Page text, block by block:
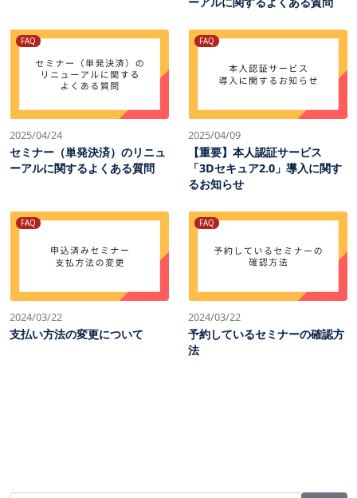
FAQ
2025/04/24
セミナー（単発決済）のリニュ
ーアルに関するよくある質問
FAQ
2025/04/09
【重要】本人認証サービス
「3Dセキュア2.0」導入に関す
るお知らせ
FAQ
2024/03/22
支払い方法の変更について
FAQ
2024/03/22
予約しているセミナーの確認方
法